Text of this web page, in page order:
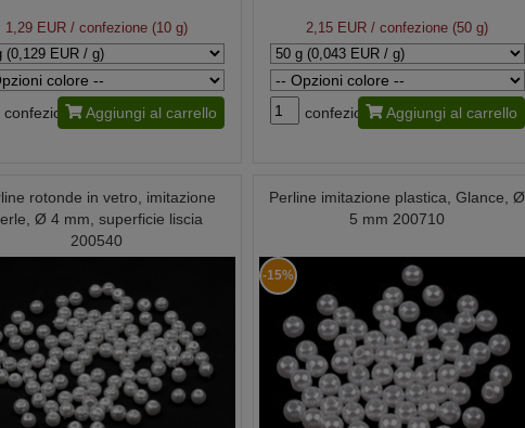
1,29 EUR / confezione (10 g)
confezione Aggiungi al carrello
2,15 EUR / confezione (50 g)
confezione Aggiungi al carrello
rotonde in vetro, imitazione
Ø 4 mm, superficie liscia
200540
Perline imitazione plastica, Glance, Ø
5 mm 200710
-15%